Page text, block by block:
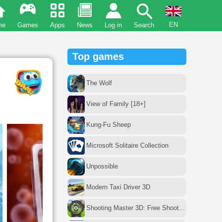
Games Apps News Log in Search EN
Top games
The Wolf
View of Family [18+]
Kung-Fu Sheep
Microsoft Solitaire Collection
Unpossible
Modern Taxi Driver 3D
Shooting Master 3D: Free Shoot...